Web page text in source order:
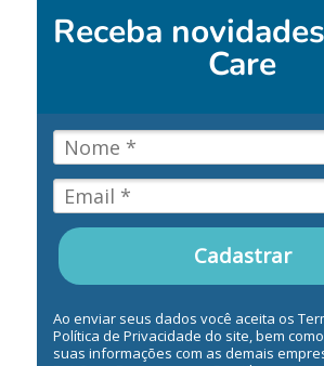
Receba
Care
Cadastrar
Ao enviar seus dados você aceita os
Política de Privacidade do site, bem
suas informações com as demais